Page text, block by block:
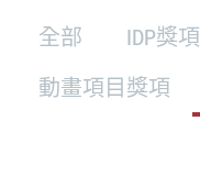
全部 IDP獎項
動畫項目獎項